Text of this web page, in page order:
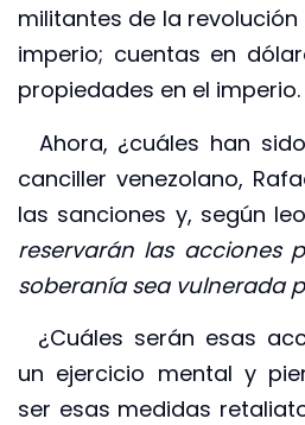
militantes de la
imperio; cuentas en
propiedades en el imperio.
Ahora, ¿cuáles han
canciller venezolano,
las sanciones y, según
reservarán las acciones
soberanía sea vulnerada
¿Cuáles serán esas
un ejercicio mental y
ser esas medidas